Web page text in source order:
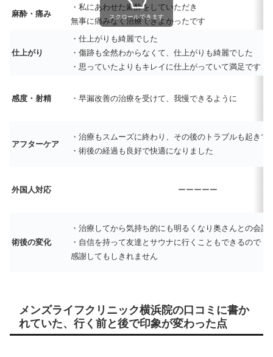
麻酔・痛み
・私にあわせた麻酔をしていただき
無事に痛みなく治療できよかったです
仕上がり
・仕上がりも綺麗でした
・傷跡も全然わからなくて、仕上がりも綺麗でした
・思っていたよりもキレイに仕上がっていて満足です
感度・射精 ・早漏改善の治療を受けて、我慢できるように
アフターケア
・治療もスムーズに終わり、その後のトラブルも起きて
・術後の経過も良好で快適になりました
外国人対応 ーーーーー
術後の変化
・治療してから気持ち的にも明るくなり奥さんとの会話
・自信を持って友達とサウナに行くこともできるので
感謝してもしきれません
スクロールできます
メンズライフクリニック横浜院の口コミに書か
れていた、行く前と後で印象が変わった点